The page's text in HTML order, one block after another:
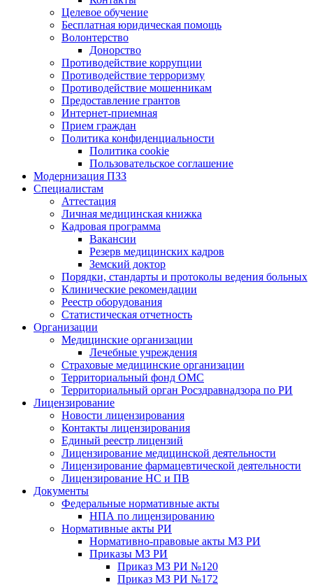
Целевое обучение
Бесплатная юридическая помощь
Волонтерство
Донорство
Противодействие коррупции
Противодействие терроризму
Противодействие мошенникам
Предоставление грантов
Интернет-приемная
Прием граждан
Политика конфиденциальности
Политика cookie
Пользовательское соглашение
Модернизация ПЗЗ
Специалистам
Аттестация
Личная медицинская книжка
Кадровая программа
Вакансии
Резерв медицинских кадров
Земский доктор
Порядки, стандарты и протоколы ведения больных
Клинические рекомендации
Реестр оборудования
Статистическая отчетность
Организации
Медицинские организации
Лечебные учреждения
Страховые медицинские организации
Территориальный фонд ОМС
Территориальный орган Росздравнадзора по РИ
Лицензирование
Новости лицензирования
Контакты лицензирования
Единый реестр лицензий
Лицензирование медицинской деятельности
Лицензирование фармацевтической деятельности
Лицензирование НС и ПВ
Документы
Федеральные нормативные акты
НПА по лицензированию
Нормативные акты РИ
Нормативно-правовые акты МЗ РИ
Приказы МЗ РИ
Приказ МЗ РИ №120
Приказ МЗ РИ №172